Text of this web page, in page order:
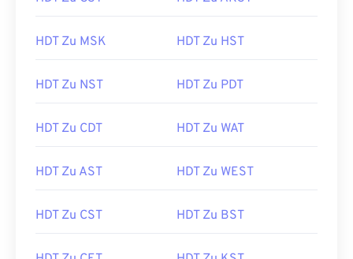
HDT Zu MSK HDT Zu HST
HDT Zu NST HDT Zu PDT
HDT Zu CDT HDT Zu WAT
HDT Zu AST HDT Zu WEST
HDT Zu CST HDT Zu BST